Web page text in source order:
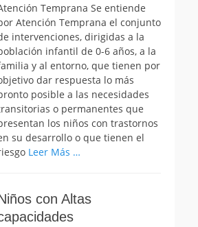
Temprana Se entiende
Atención Temprana el conjunto
intervenciones, dirigidas a la
infantil de 0-6 años, a la
y al entorno, que tienen por
dar respuesta lo más
posible a las necesidades
o permanentes que
los niños con trastornos
su desarrollo o que tienen el
Leer Más …
con Altas